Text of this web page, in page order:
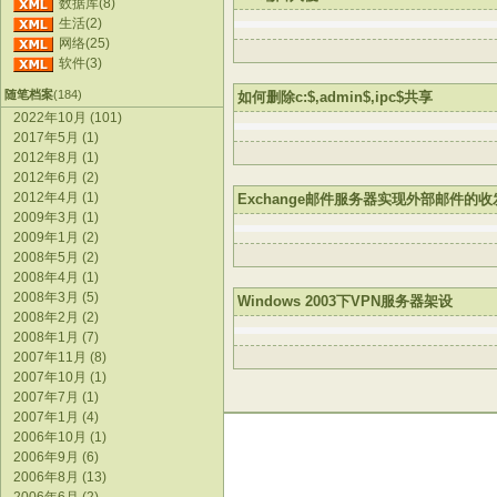
数据库(8)
生活(2)
网络(25)
软件(3)
随笔档案(184)
2022年10月 (101)
2017年5月 (1)
2012年8月 (1)
2012年6月 (2)
2012年4月 (1)
2009年3月 (1)
2009年1月 (2)
2008年5月 (2)
2008年4月 (1)
2008年3月 (5)
2008年2月 (2)
2008年1月 (7)
2007年11月 (8)
2007年10月 (1)
2007年7月 (1)
2007年1月 (4)
2006年10月 (1)
2006年9月 (6)
2006年8月 (13)
如何删除c:$,admin$,ipc$共享
Exchange邮件服务器实现外部邮件的收
Windows 2003下VPN服务器架设